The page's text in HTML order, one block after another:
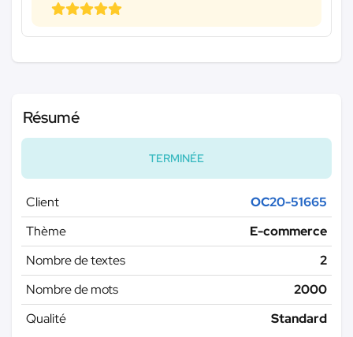
Résumé
TERMINÉE
Client
OC20-51665
Thème
E-commerce
Nombre de textes
2
Nombre de mots
2000
Qualité
Standard